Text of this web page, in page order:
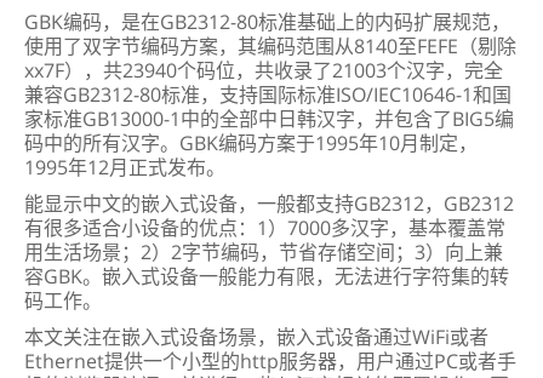
GBK编码，是在GB2312-80标准基础上的内码扩展规范，
使用了双字节编码方案，其编码范围从8140至FEFE（剔除
xx7F），共23940个码位，共收录了21003个汉字，完全
兼容GB2312-80标准，支持国际标准ISO/IEC10646-1和国
家标准GB13000-1中的全部中日韩汉字，并包含了BIG5编
码中的所有汉字。GBK编码方案于1995年10月制定，
1995年12月正式发布。
能显示中文的嵌入式设备，一般都支持GB2312，GB2312
有很多适合小设备的优点：1）7000多汉字，基本覆盖常
用生活场景；2）2字节编码，节省存储空间；3）向上兼
容GBK。嵌入式设备一般能力有限，无法进行字符集的转
码工作。
本文关注在嵌入式设备场景，嵌入式设备通过WiFi或者
Ethernet提供一个小型的http服务器，用户通过PC或者手